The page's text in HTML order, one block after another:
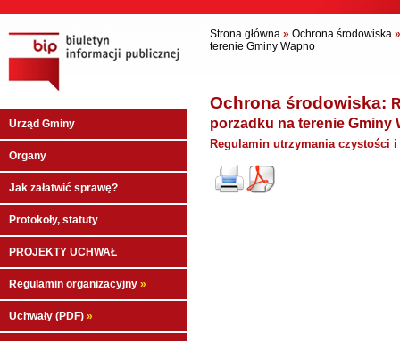
Urząd Gminy
Organy
Jak załatwić sprawę?
Protokoły, statuty
PROJEKTY UCHWAŁ
Regulamin organizacyjny »
Uchwały (PDF) »
Strona główna » Ochrona środowiska »
terenie Gminy Wapno
Ochrona środowiska:
porzadku na terenie Gminy
Regulamin utrzymania czystości